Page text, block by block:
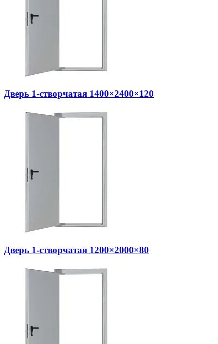
Дверь 1-створчатая 1400×2400×120
Дверь 1-створчатая 1200×2000×80